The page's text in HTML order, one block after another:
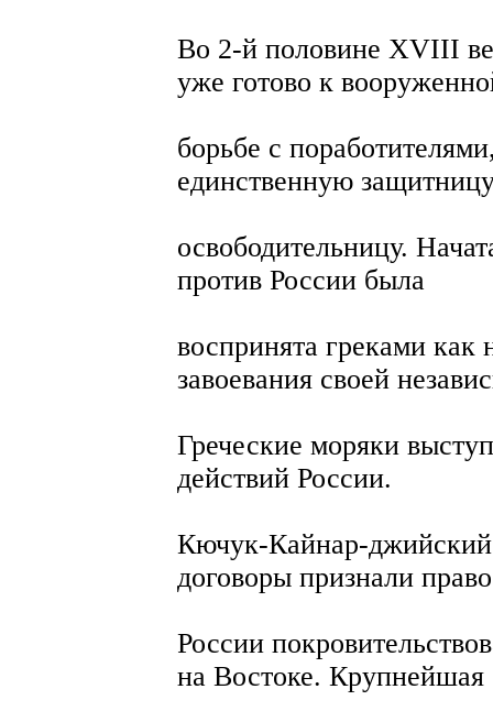
Во 2-й половине XVIII
уже готово к
борьбе с
единственную
освободительницу.
против России была
воспринята греками как
завоевания своей
Греческие моряки
действий России.
Кючук-Кайнар-
договоры признали право
России
на Востоке. Крупнейшая